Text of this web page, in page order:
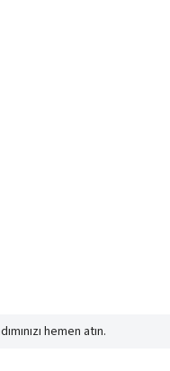
hemen atın.